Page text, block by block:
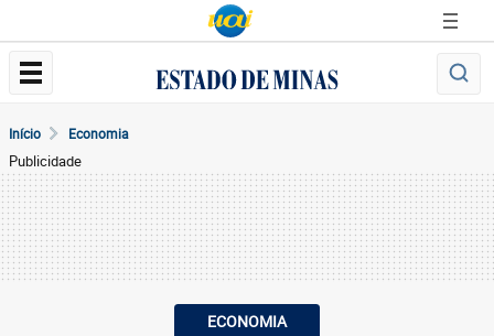
Início Economia
Publicidade
ECONOMIA